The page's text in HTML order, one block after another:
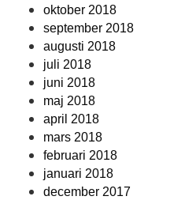
oktober 2018
september 2018
augusti 2018
juli 2018
juni 2018
maj 2018
april 2018
mars 2018
februari 2018
januari 2018
december 2017